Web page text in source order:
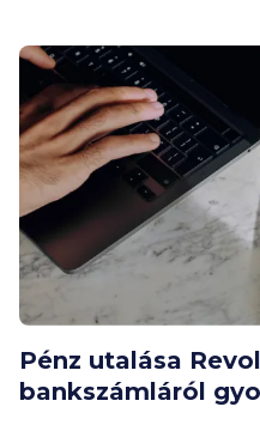
Pénz utalása
bankszámláról